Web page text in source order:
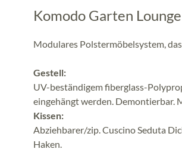
Komodo Garten
Modulares Polstermöbelsystem,
Gestell:
UV-beständigem fiberglass-
eingehängt werden. Demontierbar.
Kissen:
Abziehbarer/zip. Cuscino Seduta
Haken.